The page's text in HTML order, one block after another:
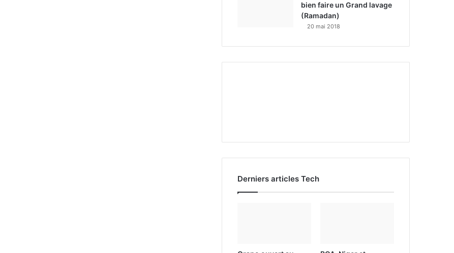
bien faire un Grand lavage
(Ramadan)
20 mai 2018
Derniers articles Tech